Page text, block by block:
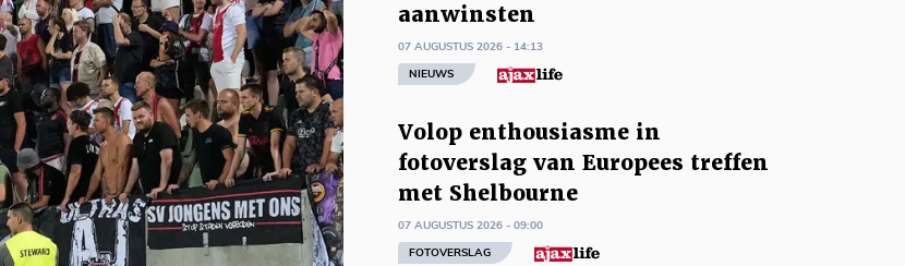
aanwinsten
07 AUGUSTUS 2026 - 14:13
NIEUWS
Volop enthousiasme in
fotoverslag van Europees treffen
met Shelbourne
07 AUGUSTUS 2026 - 09:00
FOTOVERSLAG